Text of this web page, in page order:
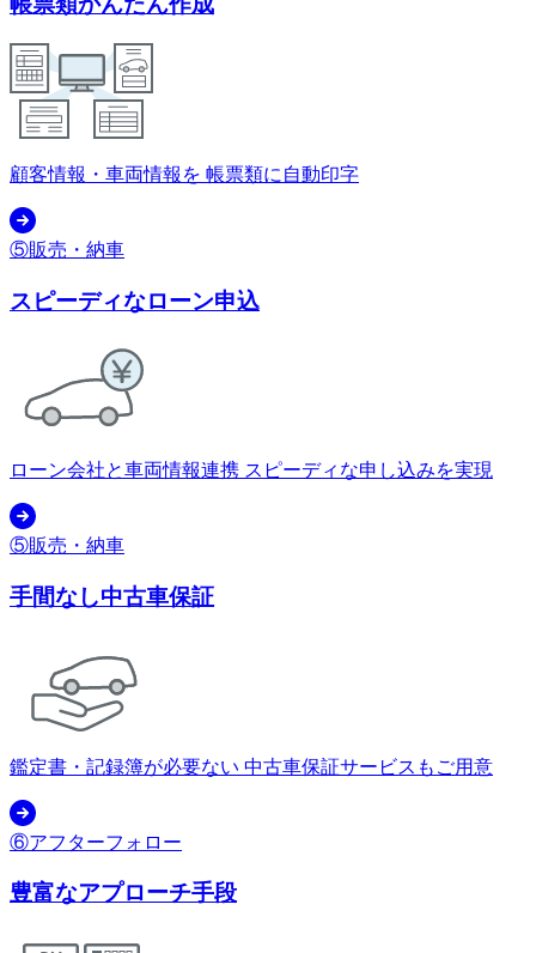
顧客情報・車両情報を 帳票類に自動印字
⑤販売・納車
スピーディなローン申込
ローン会社と車両情報連携 スピーディな申し込みを実現
⑤販売・納車
手間なし中古車保証
鑑定書・記録簿が必要ない 中古車保証サービスもご用意
⑥アフターフォロー
豊富なアプローチ手段